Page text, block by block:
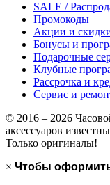
SALE /
Промокоды
Акции и
Бонусы и
Подарочные
Клубные
Рассрочка и
Сервис и
© 2016 – 2026
аксессуаров
Только оригиналы!
× Чтобы